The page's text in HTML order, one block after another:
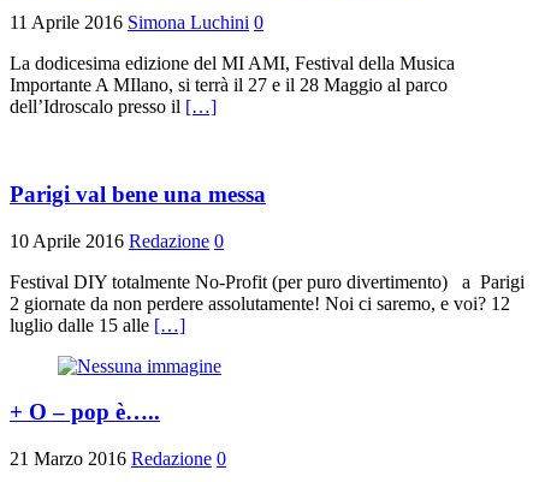
11 Aprile 2016 Simona Luchini 0
La dodicesima edizione del MI AMI, Festival della Musica
Importante A MIlano, si terrà il 27 e il 28 Maggio al parco
dell’Idroscalo presso il […]
Parigi val bene una messa
10 Aprile 2016 Redazione 0
Festival DIY totalmente No-Profit (per puro divertimento) a Parigi
2 giornate da non perdere assolutamente! Noi ci saremo, e voi? 12
luglio dalle 15 alle […]
+ O – pop è…..
21 Marzo 2016 Redazione 0